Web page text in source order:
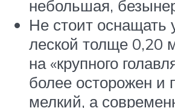
небольшая,
Не стоит оснащать
леской толще 0,20
на «крупного
более осторожен и
мелкий, а